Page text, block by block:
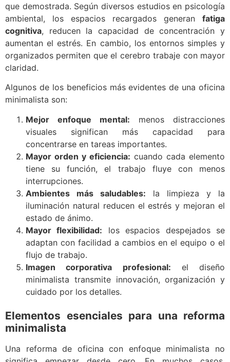
que demostrada. Según diversos estudios en psicología
ambiental, los espacios recargados generan fatiga
cognitiva, reducen la capacidad de concentración y
aumentan el estrés. En cambio, los entornos simples y
organizados permiten que el cerebro trabaje con mayor
claridad.
Algunos de los beneficios más evidentes de una oficina
minimalista son:
Mejor enfoque mental: menos distracciones
visuales significan más capacidad para
concentrarse en tareas importantes.
Mayor orden y eficiencia: cuando cada elemento
tiene su función, el trabajo fluye con menos
interrupciones.
Ambientes más saludables: la limpieza y la
iluminación natural reducen el estrés y mejoran el
estado de ánimo.
Mayor flexibilidad: los espacios despejados se
adaptan con facilidad a cambios en el equipo o el
flujo de trabajo.
Imagen corporativa profesional: el diseño
minimalista transmite innovación, organización y
cuidado por los detalles.
Elementos esenciales para una reforma
minimalista
Una reforma de oficina con enfoque minimalista no